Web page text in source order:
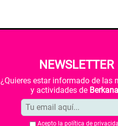
NEWSLETTER
¿Quieres estar informado de las
y actividades de Berkana
Acepto la política de